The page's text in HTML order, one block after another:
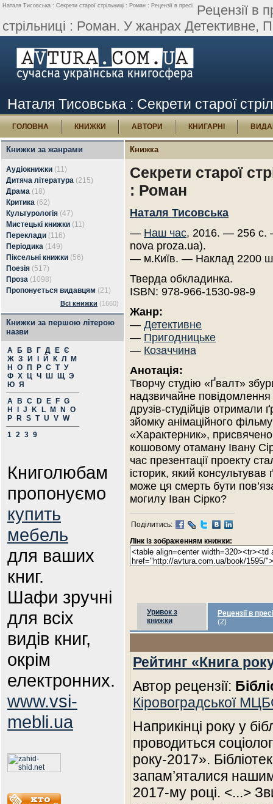
Наталя Тисовська : Секрети старої стрільниці : Роман : Рецензії в пресі. Рецензії в
стрільниці : Роман. У жанрах Детективне,
Наталя Тисовська : Секрети старої
ГОЛОВНА КНИЖКИ АВТОРИ КНИГАРНІ
Книжки за жанрами
Аудіокнижки (11)
Дитяча література (215)
Драма (18)
Критика (62)
Культурологія (47)
Мистецькі книжки (11)
Переклади (116)
Періодика (149)
Піксельні книжки (56)
Поезія (517)
Проза (1098)
Пропонується видавцям (21)
Всі книжки (1660)
Книжки за першою літерою
назви
А Б В Г Д Е Є
Ж З И Й К Л
М
Н
О П Р С Т У
Ф Х Ц Ч Ш Щ Э
Ю Я
A
B C D E F G
H
J K L M N
O
P
R S T U V W
1 2 3 9
Книголюбам
пропонуємо
купить
мебель
для ваших
книг.
Шафи зручні
для всіх
видів книг,
окрім
електронних.
www.vsi-
mebli.ua
Книжка
Секрети старої
: Роман
Наталя Тисовська
— Наш час, 2016. — 256 с.
nova proza.ua).
— м.Київ. — Наклад 2200
Тверда обкладинка.
ISBN: 978-966-1530-98-9
Жанр:
— Детективне
— Пригодницьке
— Козаччина
Анотація:
Творчу студію «Ґвалт»
надзвичайне
друзів-студійців отримали
зйомку анімаційного фільму
«Характерник»,
кошовому отаману Івану
час презентації проекту
історик, який
може ця смерть бути
могилу Іван Сірко?
Поділитись:
Лінк із зображенням книжки:
Уривок з
книжки
Рецензії в пресі
(2)
Рейтинг «Книга
Автор рецензії:
Кіровоградської
Наприкінці року у
проводиться
року-2017».
запам’яталися
2017-му році. <...>